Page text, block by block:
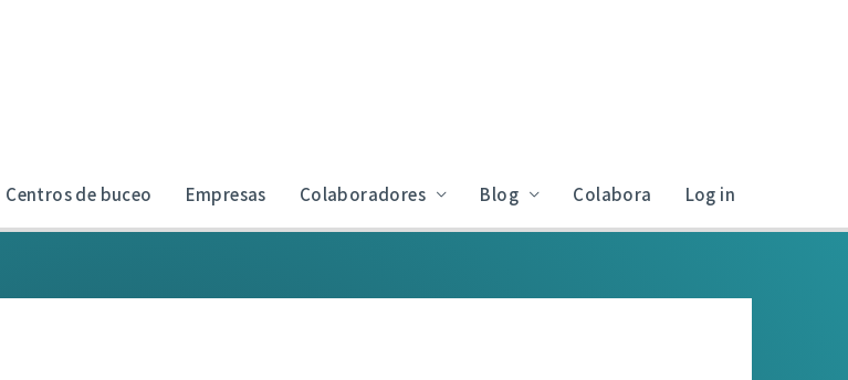
Centros de buceo Empresas Colaboradores Blog Colabora Log in